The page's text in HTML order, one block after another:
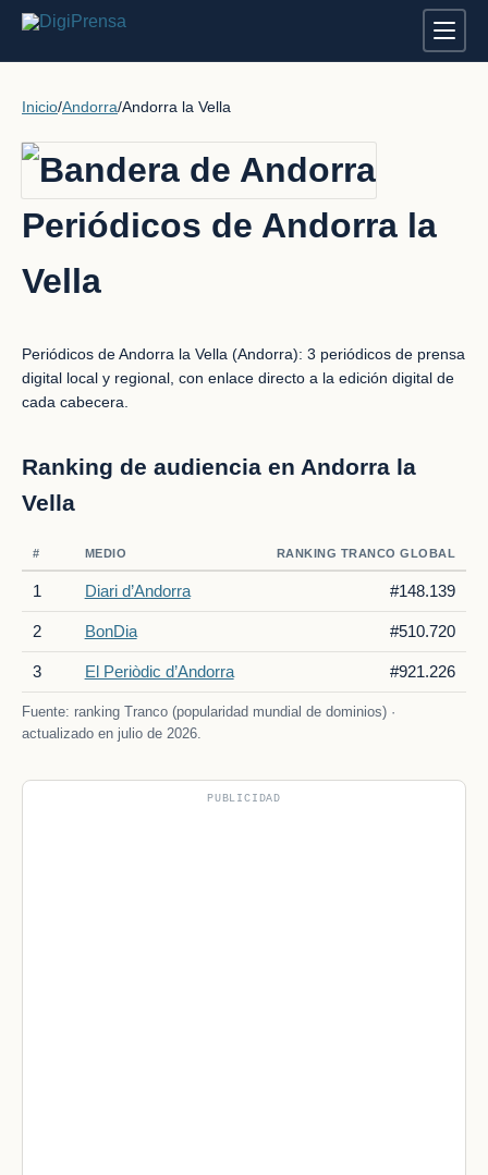
Inicio/Andorra/Andorra la Vella
Periódicos de Andorra la
Vella
Periódicos de Andorra la Vella (Andorra): 3 periódicos de prensa
digital local y regional, con enlace directo a la edición digital de
cada cabecera.
Ranking de audiencia en Andorra la
Vella
# MEDIO RANKING TRANCO GLOBAL
1 Diari d’Andorra #148.139
2 BonDia #510.720
3 El Periòdic d’Andorra #921.226
Fuente: ranking Tranco (popularidad mundial de dominios) ·
actualizado en julio de 2026.
PUBLICIDAD